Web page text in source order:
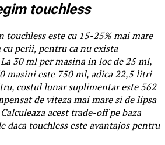
touchless
touchless este cu 15-25% mai mare
perii, pentru ca nu exista
30 ml per masina in loc de 25 ml,
masini este 750 ml, adica 22,5 litri
costul lunar suplimentar este 562
de viteza mai mare si de lipsa
acest trade-off pe baza
daca touchless este avantajos pentru